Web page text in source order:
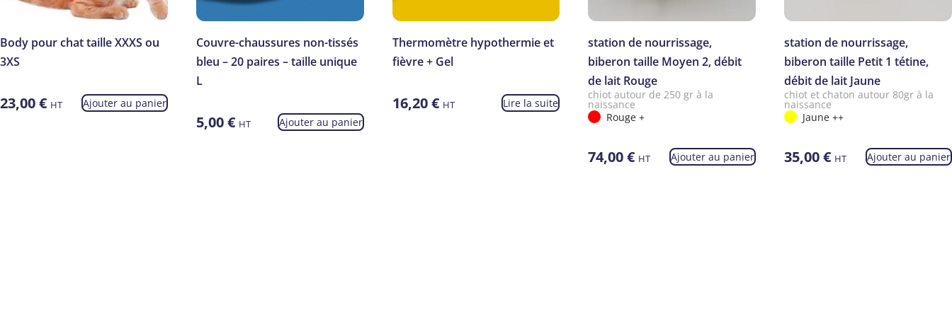
Body pour chat taille XXXS ou
3XS
23,00€ HT Ajouter au panier
Couvre-chaussures non-tissés
bleu – 20 paires – taille unique
L
5,00€ HT Ajouter au panier
Thermomètre hypothermie et
fièvre + Gel
16,20€ HT Lire la suite
station de nourrissage,
biberon taille Moyen 2, débit
de lait Rouge
chiot autour de 250 gr à la
naissance
Rouge +
74,00€ HT Ajouter au panier
station de nourrissage,
biberon taille Petit 1 tétine,
débit de lait Jaune
chiot et chaton autour 80gr à la
naissance
Jaune ++
35,00€ HT Ajouter au panier